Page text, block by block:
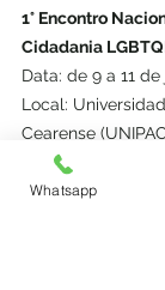
1° Encontro
Cidadania
Data: de 9 a 11
Local:
Cearense
Freitas, 2674 -
Fortaleza - CE
Whatsapp